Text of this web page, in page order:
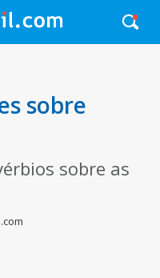
sobre
sobre as